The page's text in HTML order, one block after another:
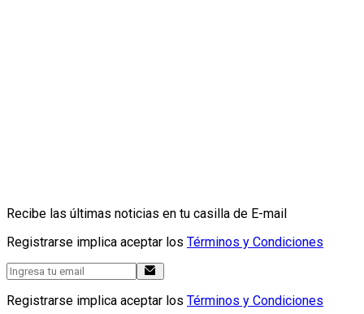
Recibe las últimas noticias en tu casilla de E-mail
Registrarse implica aceptar los Términos y Condiciones
Registrarse implica aceptar los Términos y Condiciones